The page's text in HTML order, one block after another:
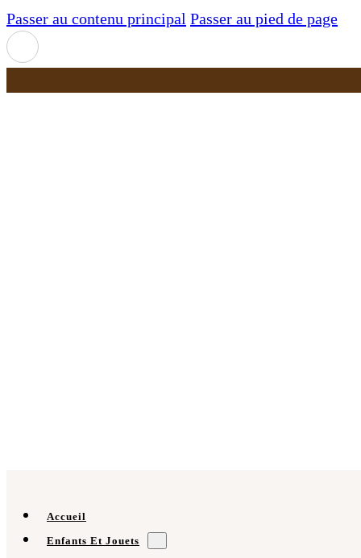
Passer au contenu principal Passer au pied de page
Accueil
Enfants Et Jouets